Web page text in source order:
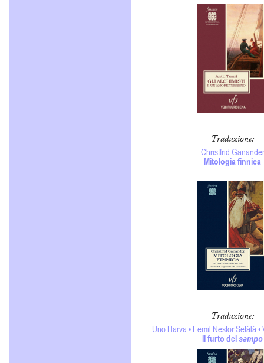
Traduzione:
Christfrid Ganander
Mitologia finnica
Traduzione:
Uno Harva • Eemil Nestor Setälä
Il furto delsampo